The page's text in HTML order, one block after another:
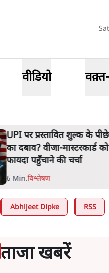
वीडियो
UPI पर प्रस्तावित शुल्क के पीछे
का दबाव? वीजा-मास्टरकार्ड को
फायदा पहुँचाने की चर्चा
6 Min.विश्लेषण
Abhijeet Dipke RSS
ताजा खबरें